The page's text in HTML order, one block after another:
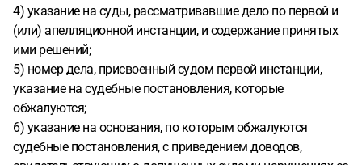
4) указание на суды, рассматривавшие дело по первой и
(или) апелляционной инстанции, и содержание принятых
ими решений;
5) номер дела, присвоенный судом первой инстанции,
указание на судебные постановления, которые
обжалуются;
6) указание на основания, по которым обжалуются
судебные постановления, с приведением доводов,